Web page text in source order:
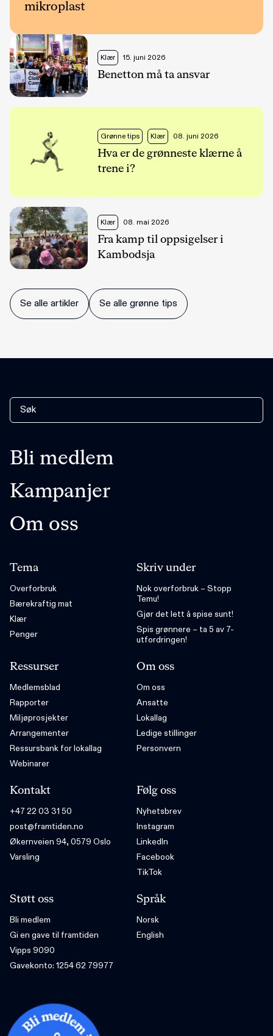
mikroplast
Klær 15. juni 2026
Benetton må ta ansvar
Grønne tips Klær 08. juni 2026
Hva er de grønneste klærne å
trene i?
Klær 08. mai 2026
Fra kamp til oppsigelser i
Kambodsja
Se alle artikler Se alle grønne tips
Bli medlem
Kampanjer
Om oss
Tema
Overforbruk
Bærekraftig mat
Klær
Penger
Skriv under
Nok overforbruk – Stopp
Temu!
Gjør det lett å spise sunt!
Spis grønnere – ta 5 av 7-
utfordringen!
Ressurser
Medlemsblad
Rapporter
Miljøprosjekter
Arrangementer
Ressursbank for lokallag
Webinarer
Om oss
Om oss
Ansatte
Lokallag
Ledige stillinger
Personvern
Kontakt
+47 22 03 31 50
post@framtiden.no
Økernveien 94, 0579 Oslo
Varsling
Følg oss
Nyhetsbrev
Instagram
LinkedIn
Facebook
TikTok
Støtt oss
Bli medlem
Gi en gave til framtiden
Vipps 9090
Gavekonto: 1254 62 79977
Språk
Norsk
English